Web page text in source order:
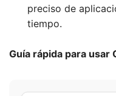
preciso de
tiempo.
Guía rápida para usar